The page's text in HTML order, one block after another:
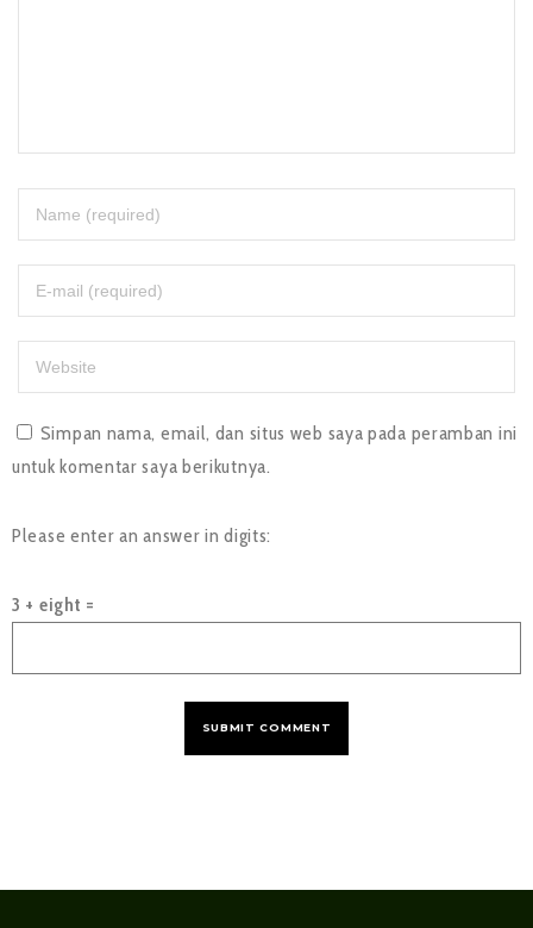
Simpan nama, email, dan situs web saya pada peramban ini
untuk komentar saya berikutnya.
Please enter an answer in digits:
3 + eight =